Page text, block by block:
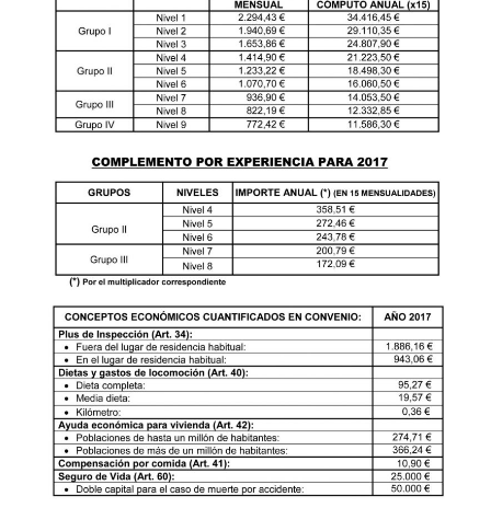
Pensionistes
Presentació, consultes i contacte
Quota sindical afiliació
Novetats
Mutualidades Laborales
Coordinadora
Crisi COVID-19
MARÇ 2020 – BOLETÍN CONFEDERAL 163 – Soluciones a
MARÇ 2020 – Guia de gestió psicològica davant quarantenes
Mesures laborals de prevenció de CORONAVIRUS
Guia del drets laborals – Covid19